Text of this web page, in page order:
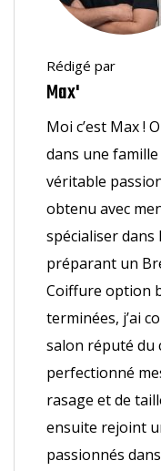
Rédigé par
Max'
Moi c’est Max !
dans une
véritable
obtenu avec
spécialiser dans
préparant un
Coiffure option
terminées, j’ai
salon réputé du
perfectionné
rasage et de
ensuite rejoint
passionnés